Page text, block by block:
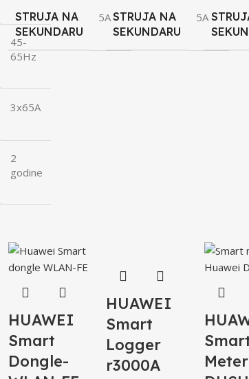
45-
65Hz
3x65A
2
godine
STRUJA NA
SEKUNDARU
5ASTRUJA NA
SEKUNDARU
5A
HUAWEI
Smart
Dongle-
HUAWEI
Smart
Logger
r3000A
Meter